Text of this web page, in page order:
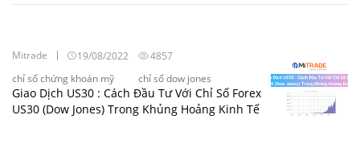
Giao Dịch US30 : Cách Đầu Tư Với Chỉ Số Forex
US30 (Dow Jones) Trong Khủng Hoảng Kinh Tế
Mitrade 19/08/2022
4857
chỉ số chứng khoán mỹ
chỉ số dow jones